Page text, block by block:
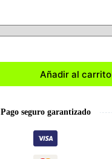
Añadir al carrito
Pago seguro garantizado